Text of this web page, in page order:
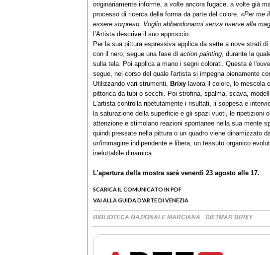
originariamente informe, a volte ancora fugace, a volte già
processo di ricerca della forma da parte del colore. «Per me
essere sorpreso. Voglio abbandonarmi senza riserve alla
l’Artista descrive il suo approccio.
Per la sua pittura espressiva applica da sette a nove strati
con il nero, segue una fase di action painting, durante la
sulla tela. Poi applica a mano i segni colorati. Questa è
segue, nel corso del quale l'artista si impegna pienamente
Utilizzando vari strumenti, Brixy lavora il colore, lo mescola
pittorica da tubi o secchi. Poi strofina, spalma, scava,
L'artista controlla ripetutamente i risultati, li soppesa e
la saturazione della superficie e gli spazi vuoti, le ripetizioni
attenzione e stimolano reazioni spontanee nella sua mente
quindi pressate nella pittura o un quadro viene dinamizzato
un'immagine indipendente e libera, un tessuto organico
ineluttabile dinamica.
L’apertura della mostra sarà venerdì 23 agosto alle 17.
SCARICA IL COMUNICATO IN PDF
VAI ALLA GUIDA D'ARTE DI VENEZIA
BIBLIOTECA NAZIONALE MARCIANA · DIETMAR BRIXY